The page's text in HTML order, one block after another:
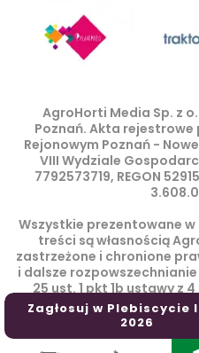
Zagłosuj w Plebiscycie
2026
AgroHorti Media Sp. z
Poznań. Akta rejestrowe
Rejonowym Poznań -
VIII Wydziale
7792573719, REGON
Wszystkie prezentowane
treści są własnością
zastrzeżone i chronione
i dalsze
25 ust. 1 pkt 1b ustawy z
autorskim i